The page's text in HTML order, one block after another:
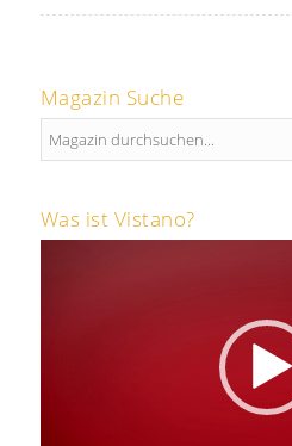
Magazin Suche
Was ist Vistano?